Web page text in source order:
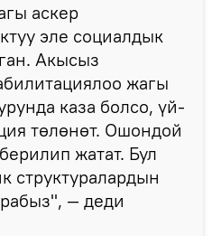
аскер
эле социалдык
Акысыз
жагы
каза болсо, үй-
төлөнөт. Ошондой
жатат. Бул
структуралардын
— деди